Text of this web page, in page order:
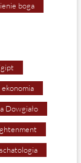
boga
ekonomia
Dowgiało